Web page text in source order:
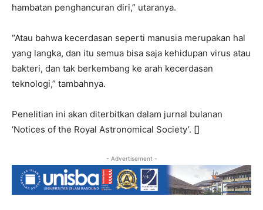
hambatan penghancuran diri,” utaranya.
“Atau bahwa kecerdasan seperti manusia merupakan hal
yang langka, dan itu semua bisa saja kehidupan virus atau
bakteri, dan tak berkembang ke arah kecerdasan
teknologi,” tambahnya.
Penelitian ini akan diterbitkan dalam jurnal bulanan
‘Notices of the Royal Astronomical Society’. []
- Advertisement -